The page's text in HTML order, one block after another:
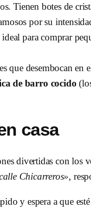
Tienen botes de
por su
para comprar
que desembocan en
de barro cocido
casa
divertidas con los
Chicarreros»,
y espera a que